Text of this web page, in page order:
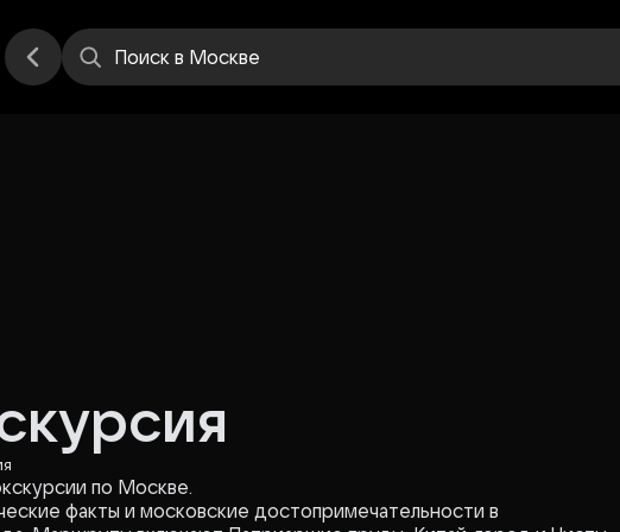
Поиск в Москве
по Москве.
факты и московские достопримечательности в